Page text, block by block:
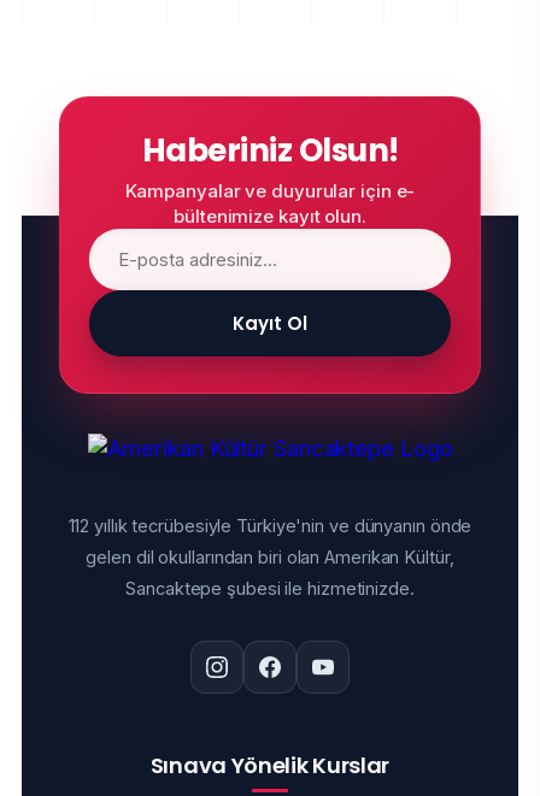
Haberiniz Olsun!
Kampanyalar ve duyurular için e-
bültenimize kayıt olun.
Kayıt Ol
112 yıllık tecrübesiyle Türkiye'nin ve dünyanın önde
gelen dil okullarından biri olan Amerikan Kültür,
Sancaktepe şubesi ile hizmetinizde.
Sınava Yönelik Kurslar